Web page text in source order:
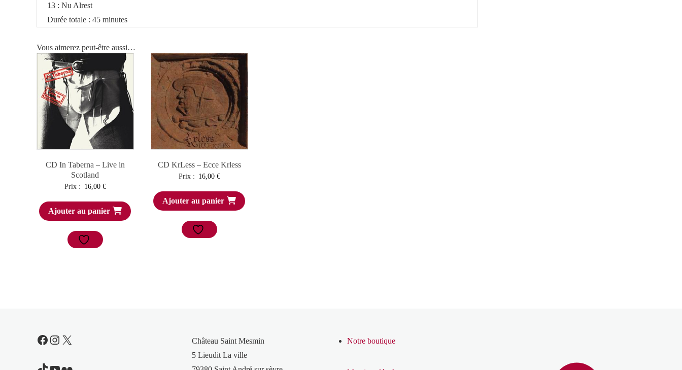
13 : Nu Alrest
Durée totale : 45 minutes
Vous aimerez peut-être aussi…
CD In Taberna – Live in
Scotland
Prix : 16,00 €
Ajouter au panier
CD KrLess – Ecce Krless
Prix : 16,00 €
Ajouter au panier
Facebook
Instagram
X
Château Saint Mesmin
5 Lieudit La ville
Notre boutique